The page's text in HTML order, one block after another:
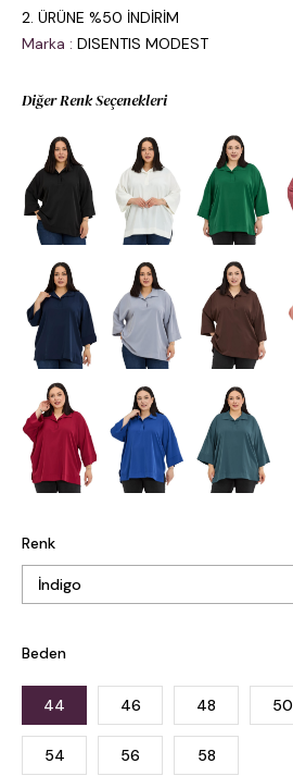
2. ÜRÜNE %50 İNDİRİM
Marka : DISENTIS MODEST
Diğer Renk Seçenekleri
Renk
Beden
44 46 48 50
54 56 58